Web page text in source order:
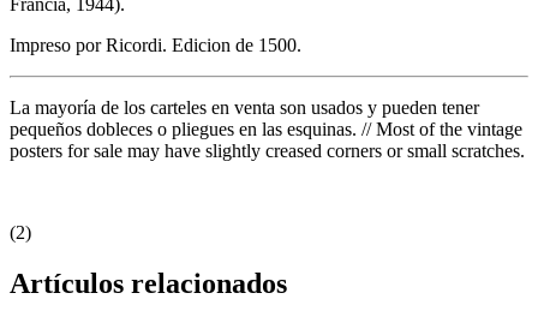
Impreso por Ricordi. Edicion de 1500.
La mayoría de los carteles en venta son usados y pueden tener
pequeños dobleces o pliegues en las esquinas. // Most of the vintage
posters for sale may have slightly creased corners or small scratches.
(2)
Artículos relacionados